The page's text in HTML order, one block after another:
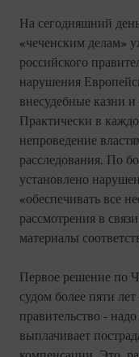
На сегодняшний
«чеченским делам»
российского
нарушения
внесудебные казни
Практически в
непроведение
расследования. По
установлено
«обеспечивать все
рассмотрения в
материалы
Первое решение по
судом более пяти
правительство -
выплачивает